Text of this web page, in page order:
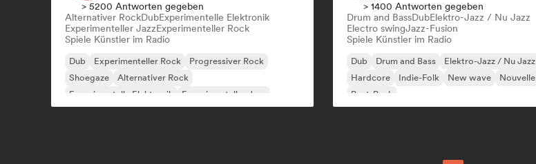
> 5200 Antworten gegeben
Alternativer RockDubExperimentelle Elektronik
Experimenteller JazzExperimenteller Rock
Spiele Künstler im Radio
Dub Experimenteller Rock
Progressiver Rock
Shoegaze
Alternativer Rock
Experimentelle Elektronik
Experimenteller Jazz
> 1400 Antworten gegeben
Drum and BassDubElektro-Jazz / Nu Jazz
Electro swingJazz-Fusion
Spiele Künstler im Radio
Dub Drum and Bass
Elektro-Jazz / Nu Jazz
Hardcore
Indie-Folk New wave
Nouvelle
Post-Punk